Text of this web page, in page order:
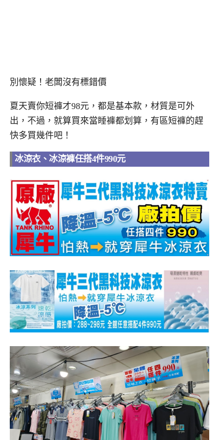
別懷疑！老闆沒有標錯價
夏天賣你短褲才98元，都是基本款，材質是可外
出，不過，就算買來當睡褲都划算，有區短褲的趕
快多買幾件吧！
冰涼衣、冰涼褲任搭4件990元